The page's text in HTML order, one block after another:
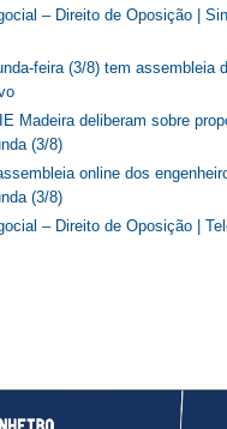
– Direito de Oposição |
feira (3/8) tem assembleia
Madeira deliberam sobre
(3/8)
online dos
(3/8)
– Direito de Oposição |